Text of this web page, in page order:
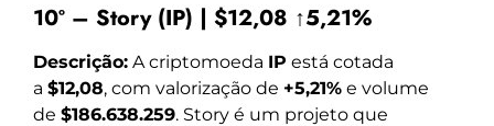
10º – Story (IP) | $12,08 ↑5,21%
Descrição: A criptomoeda IP está cotada
a $12,08, com valorização de +5,21% e volume
de $186.638.259. Story é um projeto que